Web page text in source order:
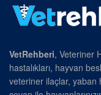
VetRehberi, Veteriner
hastalıkları, hayvan
veteriner ilaçlar, yaban